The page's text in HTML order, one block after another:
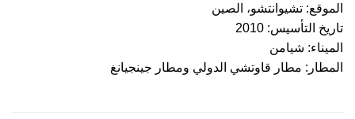
الموقع: تشيوانتشو، الصين
تاريخ التأسيس: 2010
الميناء: شيامن
المطار: مطار قاوتشي الدولي ومطار جينجيانغ